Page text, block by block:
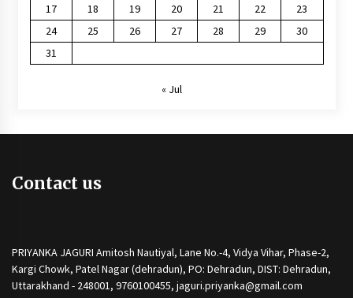
17
18 19 20 21 22
23
24
25 26 27 28 29
30
31
« Jul
Contact us
PRIYANKA JAGURI Amitosh Nautiyal, Lane No.-4, Vidya Vihar, Phase-2,
Kargi Chowk, Patel Nagar (dehradun), PO: Dehradun, DIST: Dehradun,
Uttarakhand - 248001, 9760100455, jaguri.priyanka@gmail.com